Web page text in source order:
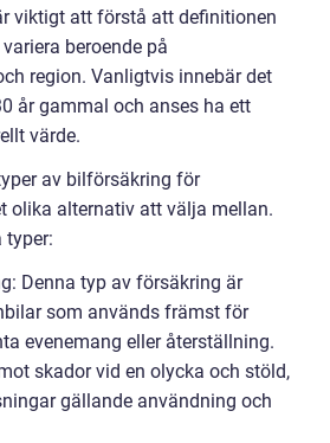
viktigt att förstå att definitionen
beroende på
region. Vanligtvis innebär det
år gammal och anses ha ett
värde.
av bilförsäkring för
olika alternativ att välja mellan.
typer:
Denna typ av försäkring är
som används främst för
evenemang eller återställning.
skador vid en olycka och stöld,
gällande användning och